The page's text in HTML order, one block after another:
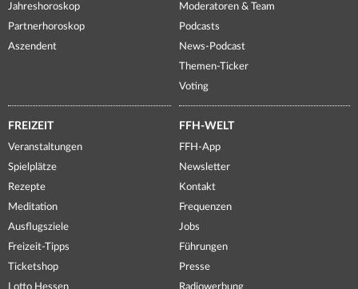
Jahreshoroskop
Partnerhoroskop
Aszendent
Moderatoren & Team
Podcasts
News-Podcast
Themen-Ticker
Voting
FREIZEIT
Veranstaltungen
Spielplätze
Rezepte
Meditation
Ausflugsziele
Freizeit-Tipps
Ticketshop
Lotto Hessen
FFH-WELT
FFH-App
Newsletter
Kontakt
Frequenzen
Jobs
Führungen
Presse
Radiowerbung